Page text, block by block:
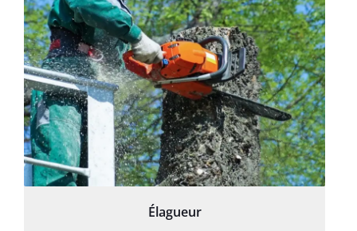
Élagueur